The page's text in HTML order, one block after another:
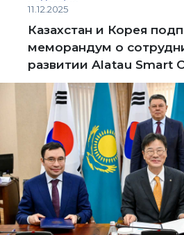
11.12.2025
Казахстан и Корея
меморандум о
развитии Alatau Smart